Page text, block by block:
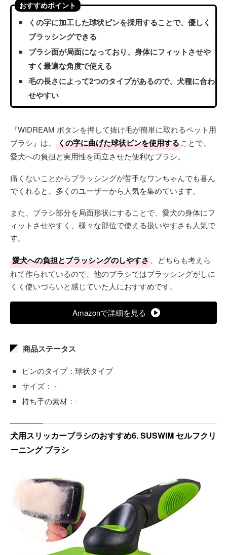
おすすめポイント
くの字に加工した球状ピンを採用することで、優しく
ブラッシングできる
ブラシ面が局面になっており、身体にフィットさせや
すく最適な角度で使える
毛の長さによって2つのタイプがあるので、犬種に合わ
せやすい
『WIDREAM ボタンを押して抜け毛が簡単に取れるペット用
ブラシ』は、
くの字に曲げた球状ピンを使用することで、
愛犬への負担と実用性を両立させた便利なブラシ。
痛くないことからブラッシングが苦手なワンちゃんでも喜ん
でくれると、多くのユーザーから人気を集めています。
また、ブラシ部分を局面形状にすることで、愛犬の身体にフ
ィットさせやすく、様々な部位で使える扱いやすさも人気で
す。
愛犬への負担とブラッシングのしやすさ、どちらも考えら
れて作られているので、他のブラシではブラッシングがしに
くく使いづらいと感じていた人におすすめです。
Amazonで詳細を見る
商品ステータス
ピンのタイプ：球状タイプ
サイズ： -
持ち手の素材：-
犬用スリッカーブラシのおすすめ6. SUSWIM セルフクリ
ーニング ブラシ